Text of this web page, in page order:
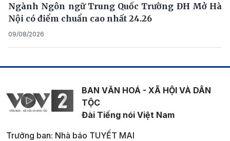
Ngành Ngôn ngữ Trung Quốc Trường ĐH Mở Hà
Nội có điểm chuẩn cao nhất 24.26
09/08/2026
BAN VĂN HOÁ - XÃ HỘI VÀ DÂN
TỘC
Đài Tiếng nói Việt Nam
Trưởng ban: Nhà báo TUYẾT MAI